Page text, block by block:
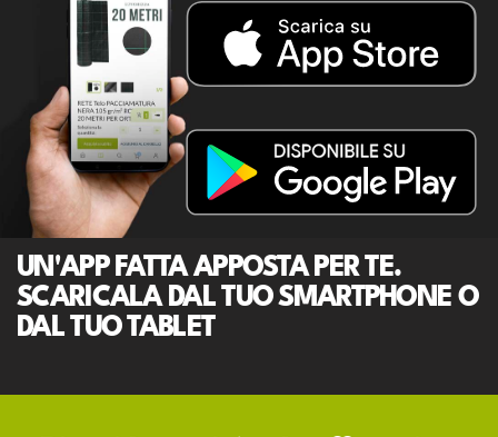
UN'APP FATTA APPOSTA PER TE.
SCARICALA DAL TUO SMARTPHONE O
DAL TUO TABLET